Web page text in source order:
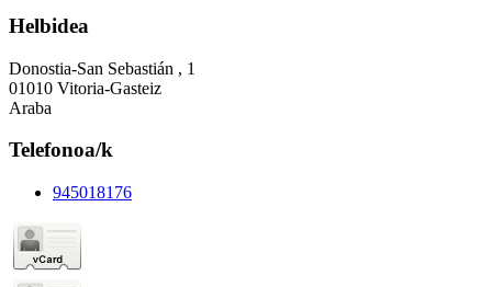
Helbidea
Donostia-San Sebastián , 1
01010 Vitoria-Gasteiz
Araba
Telefonoa/k
945018176